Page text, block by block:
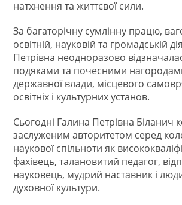
натхнення та життєвої сили.
За багаторічну сумлінну працю,
освітній, науковій та громадській
Петрівна неодноразово
подяками та почесними
державної влади, місцевого
освітніх і культурних установ.
Сьогодні Галина Петрівна Біланич
заслуженим авторитетом серед
наукової спільноти як
фахівець, талановитий педагог,
науковець, мудрий наставник і
духовної культури.